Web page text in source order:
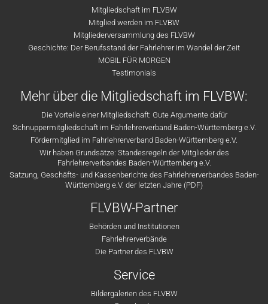
Mitgliedschaft im FLVBW
Mitglied werden im FLVBW
Mitgliederversammlung des FLVBW
Geschichte: Der Berufsstand der Fahrlehrer im Wandel der Zeit
MOBIL FÜR MORGEN
Testimonials
Mehr über die Mitgliedschaft im FLVBW:
Die Vorteile einer Mitgliedschaft: Gute Argumente dafür
Schnuppermitgliedschaft im Fahrlehrerverband Baden-Württemberg e.V.
Fördermitglied im Fahrlehrerverband Baden-Württemberg e.V.
Wir haben Grundsätze: Standesregeln der Mitglieder des
Fahrlehrerverbandes Baden-Württemberg e.V.
Satzung, Geschäfts- und Kassenberichte des Fahrlehrerverbandes Baden-
Württemberg e.V. der letzten Jahre (PDF)
FLVBW-Partner
Behörden und Institutionen
Fahrlehrerverbände
Die Partner des FLVBW
Service
Bildergalerien des FLVBW